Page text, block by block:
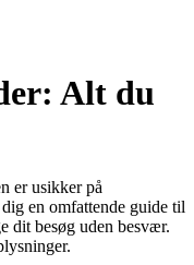
Alt du
er usikker på
en omfattende guide til
dit besøg uden besvær.